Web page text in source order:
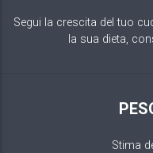
Segui la crescita del tuo
la sua dieta,
Stima